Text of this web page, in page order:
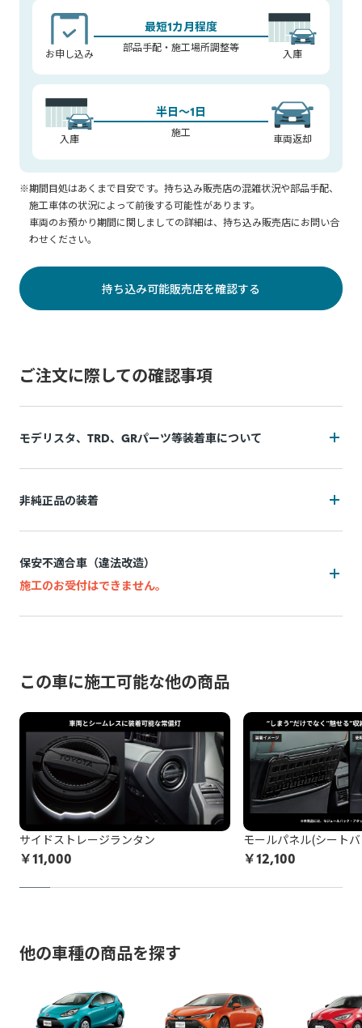
お申し込み
最短1カ月程度
部品手配・施工場所調整等 入庫
入庫
半日～1日
施工 車両返却
※期間目処はあくまで目安です。持ち込み販売店の混雑状況や部品手配、
施工車体の状況によって前後する可能性があります。
車両のお預かり期間に関しましての詳細は、持ち込み販売店にお問い合
わせください。
持ち込み可能販売店を確認する
ご注文に際しての確認事項
モデリスタ、TRD、GRパーツ等装着車について
算となります。
施工中に問題が発生した場合は都度お客様と連絡を取りなが
ら対応致しますので、納期が通常以上になる場合がございま
脱着により装着部品が機能しなくなる、部品が劣化等で壊れ
てしまう可能性があります。標準施工以外の装着品の脱着な
どの作業品質の保証はし兼ねます。
お申込み後に、施工をお断りすることになった場合、所定の
キャンセル料がかかります。
以上をご了承の上、お申し込みください。
非純正品の装着
追加費用(工賃・部品代)が発生する可能性がございます。
ないためです。
ら対応致しますので、納期が通常以上になる場合がございま
す。
非純正品アイテムが機能しなくなる、部品が劣化等で壊れて
しまう可能性があります。
非純正品をDIY等で施工されている方は こちらの注意喚起も
ご覧ください。
※トヨタ販売店で取付等を行っている場合でも非純正品の場合
例：車両ECUと車両ワイヤーハーネスの間に取り付ける社外品
保安不適合車（違法改造）
施工のお受付はできません。
例：灯火類・シート・窓ガラス・ドアミラー・スポイラーなど
保安基準不適合車の例を確認する
この車に施工可能な他の商品
サイドストレージランタン
￥11,000
モールパネル(シート
￥12,100
他の車種の商品を探す